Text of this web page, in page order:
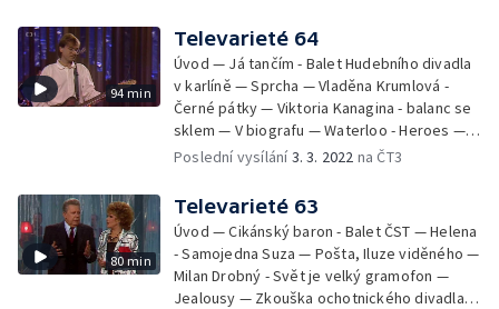
za tvými zády — Taneční skupina UNO - Tanec
v dešti — O nymfomankách — Bernard Audi,
Isabelle Augez - Bohemienne — Dalibor
Janda - Jen ty samotná a já — V kavárně — Yu
Madonna - Hanky panky — Lev Bláha -
kouzelník — Antihladovka — Yvetta
Simonová - Nebuď čím jsem já — Tangerine -
94 min
Televarieté 64
Úvod — Já tančím - Balet Hudebního divadla
v karlíně — Sprcha — Vladěna Krumlová -
Černé pátky — Viktoria Kanagina - balanc se
sklem — V biografu — Waterloo - Heroes —
Granada - Balet ČST — Styk s cizinci — Směs
Moulin Rouge - Boys don't cry — Blackwits -
černé divadlo - Naďa Munzarová, Ivan Kraus
— Striptýz — Směs písní Drupiho — Imitátor -
Václav Faltus — Zpívání v dešti - Balet ČST —
Závěr
Poslední vysílání3. 3. 2022 na ČT3
80 min
Televarieté 63
Úvod — Cikánský baron - Balet ČST — Helena
- Samojedna Suza — Pošta, Iluze viděného —
Milan Drobný - Svět je velký gramofon —
Jealousy — Zkouška ochotnického divadla —